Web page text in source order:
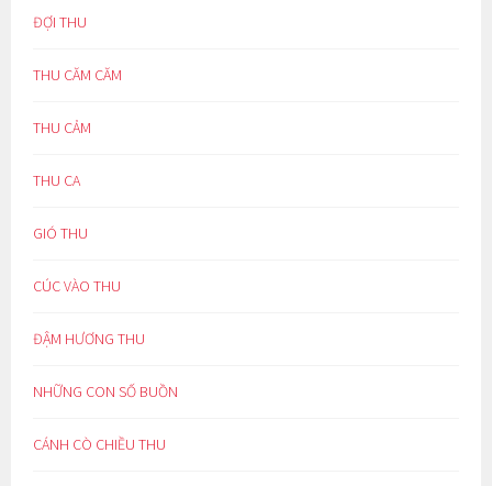
ĐỢI THU
THU CĂM CĂM
THU CẢM
THU CA
GIÓ THU
CÚC VÀO THU
ĐẬM HƯƠNG THU
NHỮNG CON SỐ BUỒN
CÁNH CÒ CHIỀU THU